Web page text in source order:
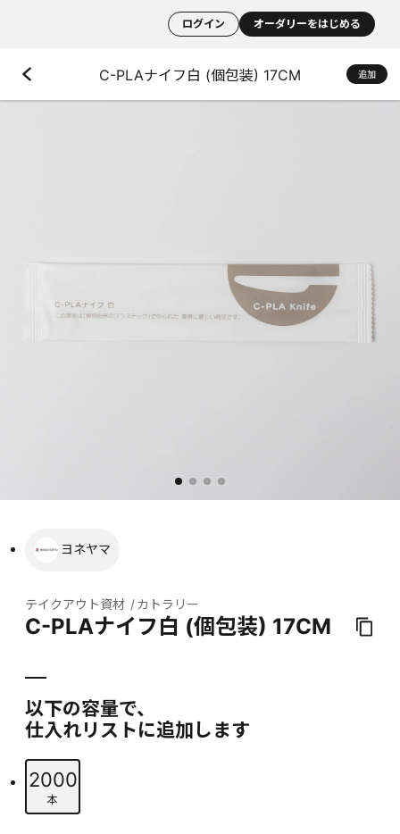
ログイン オーダリーをはじめる
C-PLAナイフ白 (個包装) 17CM 追加
ヨネヤマ
テイクアウト資材 カトラリー
C-PLAナイフ白 (個包装) 17CM
以下の容量で、
仕入れリストに追加します
2000
本